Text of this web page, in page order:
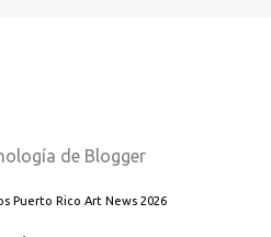
de Blogger
Puerto Rico Art News 2026